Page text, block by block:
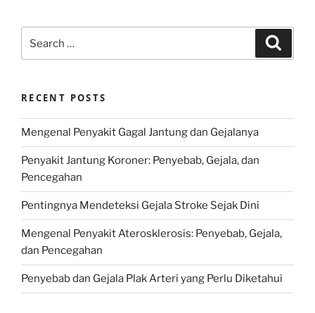
for:
RECENT POSTS
Mengenal Penyakit Gagal Jantung dan Gejalanya
Penyakit Jantung Koroner: Penyebab, Gejala, dan
Pencegahan
Pentingnya Mendeteksi Gejala Stroke Sejak Dini
Mengenal Penyakit Aterosklerosis: Penyebab, Gejala,
dan Pencegahan
Penyebab dan Gejala Plak Arteri yang Perlu Diketahui